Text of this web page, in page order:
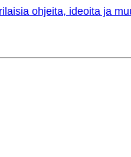
ohjeita, ideoita ja